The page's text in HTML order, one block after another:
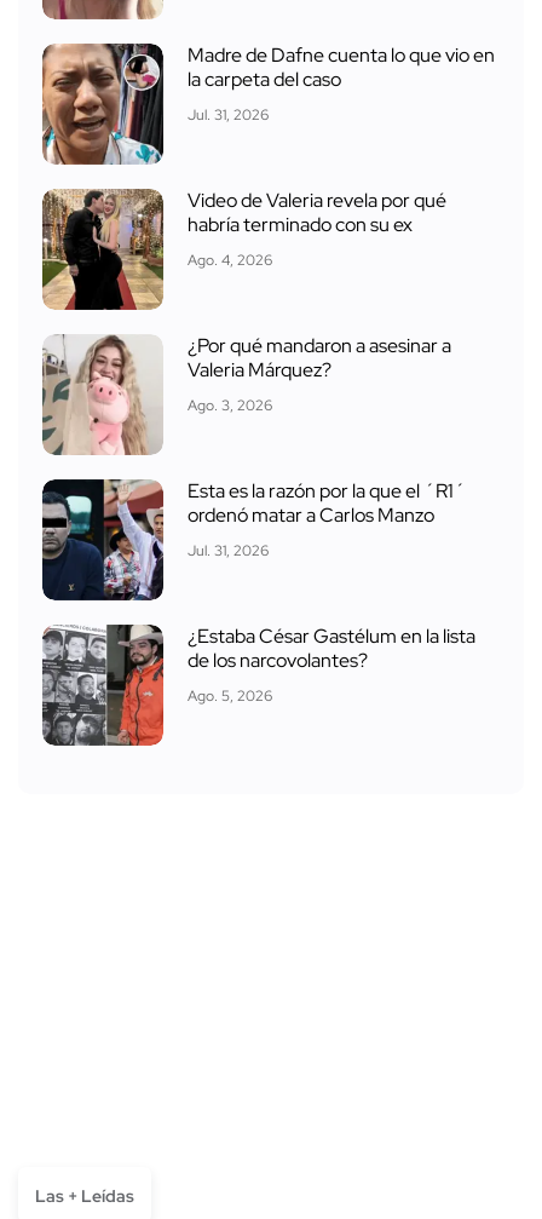
Madre de Dafne cuenta lo que vio en
la carpeta del caso
Jul. 31, 2026
Video de Valeria revela por qué
habría terminado con su ex
Ago. 4, 2026
¿Por qué mandaron a asesinar a
Valeria Márquez?
Ago. 3, 2026
Esta es la razón por la que el ´R1´
ordenó matar a Carlos Manzo
Jul. 31, 2026
¿Estaba César Gastélum en la lista
de los narcovolantes?
Ago. 5, 2026
Las + Leídas